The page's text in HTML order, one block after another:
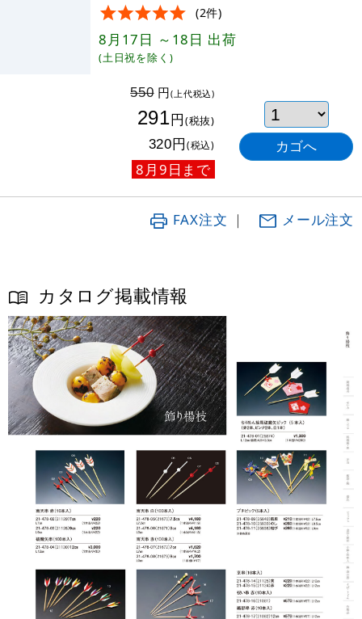
(2件)
8月17日 ～18日 出荷
(土日祝を除く)
550円(上代税込)
291円(税抜)
320円(税込)
8月9日まで
FAX注文 ｜ メール注文
カタログ掲載情報